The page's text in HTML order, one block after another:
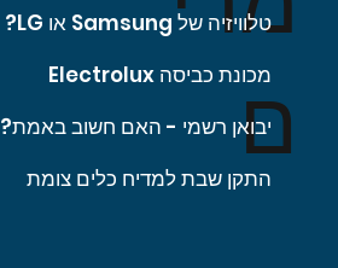
ם
טלוויזיה של Samsung או LG?
מכונת כביסה Electrolux
יבואן רשמי - האם חשוב באמת?
התקן שבת למדיח כלים צומת